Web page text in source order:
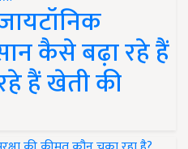
कैसे बढ़ा रहे हैं
हैं खेती की